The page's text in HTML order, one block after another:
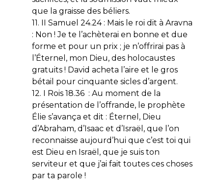
que la graisse des béliers.
11. II Samuel 24.24 : Mais le roi dit à Aravna
: Non ! Je te l’achèterai en bonne et due
forme et pour un prix ; je n’offrirai pas à
l’Éternel, mon Dieu, des holocaustes
gratuits ! David acheta l’aire et le gros
bétail pour cinquante sicles d’argent.
12. I Rois 18.36 : Au moment de la
présentation de l’offrande, le prophète
Élie s’avança et dit : Éternel, Dieu
d’Abraham, d’Isaac et d’Israël, que l’on
reconnaisse aujourd’hui que c’est toi qui
est Dieu en Israël, que je suis ton
serviteur et que j’ai fait toutes ces choses
par ta parole !